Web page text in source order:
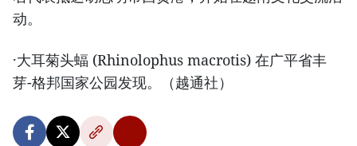
动。
·大耳菊头蝠 (Rhinolophus macrotis) 在广平省丰
芽-格邦国家公园发现。（越通社）